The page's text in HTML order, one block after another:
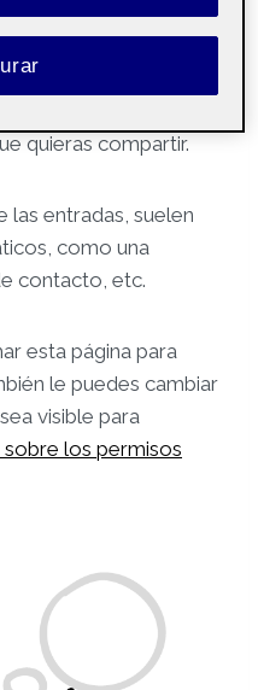
interesante que haya
Folio, como
Asi, si alguien lo
quieras compartir.
las entradas, suelen
como una
contacto, etc.
esta página para
le puedes cambiar
visible para
sobre los permisos